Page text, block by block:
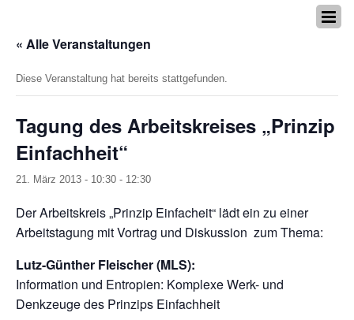
« Alle Veranstaltungen
Diese Veranstaltung hat bereits stattgefunden.
Tagung des Arbeitskreises „Prinzip
Einfachheit“
21. März 2013 - 10:30 - 12:30
Der Arbeitskreis „Prinzip Einfacheit“ lädt ein zu einer
Arbeitstagung mit Vortrag und Diskussion zum Thema:
Lutz-Günther Fleischer (MLS):
Information und Entropien: Komplexe Werk- und
Denkzeuge des Prinzips Einfachheit